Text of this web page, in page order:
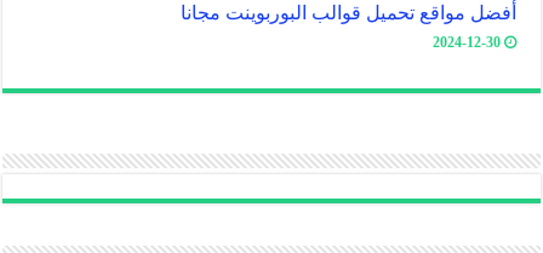
أفضل مواقع تحميل قوالب البوربوينت مجانا
2024-12-30